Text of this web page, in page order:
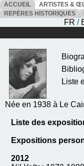
ACCUEIL ARTISTES &
REPÈRES HISTORIQUES
FR /